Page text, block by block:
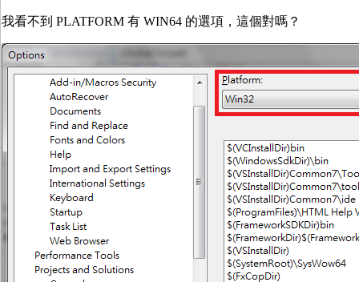
我看不到 PLATFORM 有 WIN64 的選項，這個對嗎？